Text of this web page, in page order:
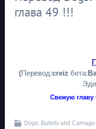
глава 49 !!!
(Перевод:creiz бета:
Свежую главу
Dogs: Bullets and Carnage